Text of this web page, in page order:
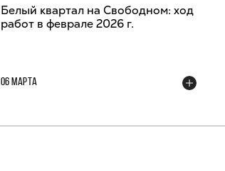
Белый квартал на Свободном: ход
работ в феврале 2026 г.
06 МАРТА